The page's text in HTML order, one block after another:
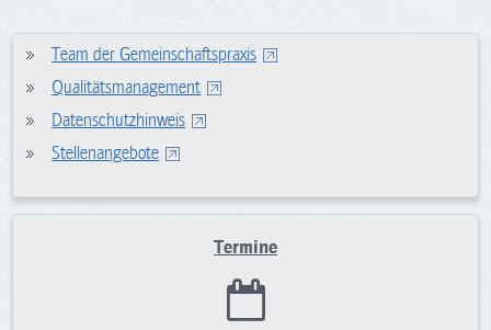
Team der Gemeinschaftspraxis
Qualitätsmanagement
Datenschutzhinweis
Stellenangebote
Termine